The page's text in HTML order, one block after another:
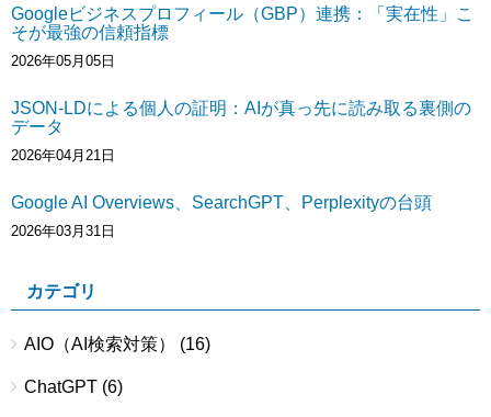
Googleビジネスプロフィール（GBP）連携：「実在性」こ
そが最強の信頼指標
2026年05月05日
JSON-LDによる個人の証明：AIが真っ先に読み取る裏側の
データ
2026年04月21日
Google AI Overviews、SearchGPT、Perplexityの台頭
2026年03月31日
カテゴリ
AIO（AI検索対策） (16)
ChatGPT (6)